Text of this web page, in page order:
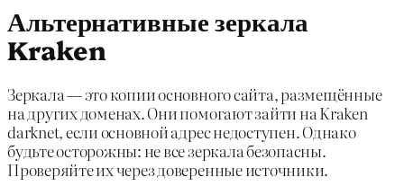
Альтернативные зеркала
Kraken
Зеркала — это копии основного сайта, размещённые
на других доменах. Они помогают зайти на Kraken
darknet, если основной адрес недоступен. Однако
будьте осторожны: не все зеркала безопасны.
Проверяйте их через доверенные источники.